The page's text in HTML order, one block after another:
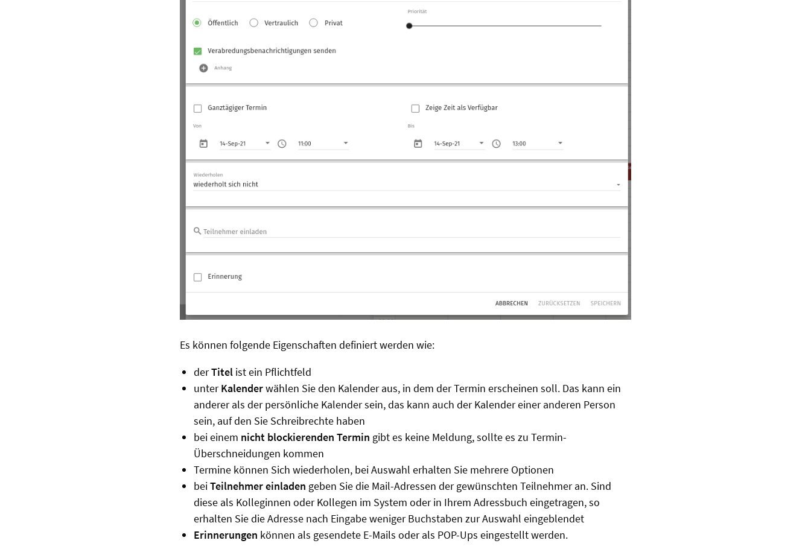
Es können folgende Eigenschaften definiert werden wie:
derTitelist ein Pflichtfeld
unterKalenderwählen Sie den Kalender aus, in dem der Termin erscheinen soll. Das kann ein
anderer als der persönliche Kalender sein, das kann auch der Kalender einer anderen Person
sein, auf den Sie Schreibrechte haben
bei einem nicht blockierenden Termin gibt es keine Meldung, sollte es zu Termin-
Überschneidungen kommen
Termine können Sich wiederholen, bei Auswahl erhalten Sie mehrere Optionen
beiTeilnehmer einladen geben Sie die Mail-Adressen der gewünschten Teilnehmer an. Sind
diese als Kolleginnen oder Kollegen im System oder in Ihrem Adressbuch eingetragen, so
erhalten Sie die Adresse nach Eingabe weniger Buchstaben zur Auswahl eingeblendet
Erinnerungen können als gesendete E-Mails oder als POP-Ups eingestellt werden.